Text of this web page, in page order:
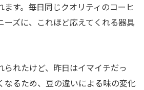
す。毎日同じクオリティのコーヒ
ーズに、これほど応えてくれる器具
られたけど、昨日はイマイチだっ
なるため、豆の違いによる味の変化